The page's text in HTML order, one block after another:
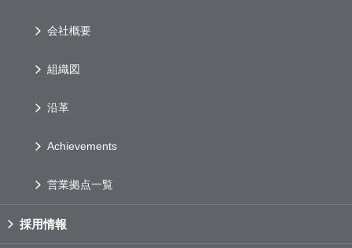
会社概要
組織図
沿革
Achievements
営業拠点一覧
採用情報